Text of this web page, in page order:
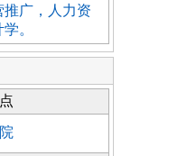
广，人力资
。